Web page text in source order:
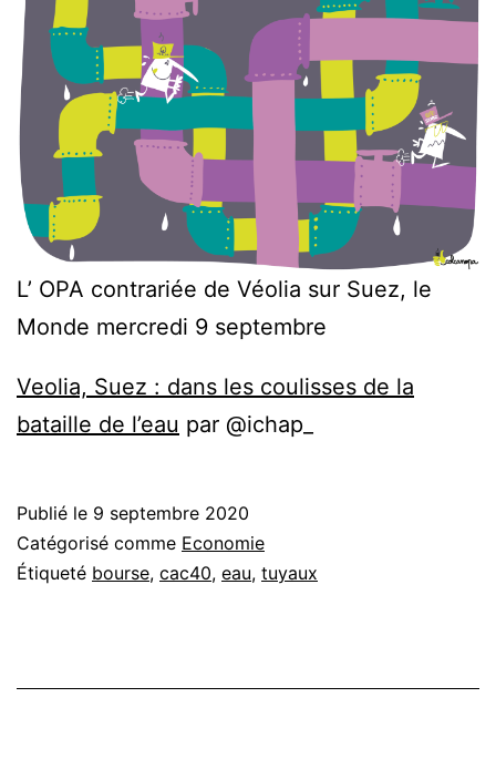
L’ OPA contrariée de Véolia sur Suez, le
Monde mercredi 9 septembre
Veolia, Suez : dans les coulisses de la
bataille de l’eau par @ichap_
Publié le 9 septembre 2020
Catégorisé comme Economie
Étiqueté bourse, cac40, eau, tuyaux